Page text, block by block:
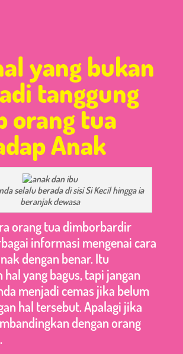
yang bukan
tanggung
orang tua
Anak
selalu berada di sisi Si Kecil hingga ia
beranjak dewasa
orang tua dimborbardir
informasi mengenai cara
dengan benar. Itu
yang bagus, tapi jangan
menjadi cemas jika belum
hal tersebut. Apalagi jika
dengan orang